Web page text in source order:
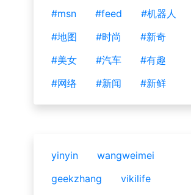
#msn
#feed
#机器人
#地图
#时尚
#新奇
#美女
#汽车
#有趣
#网络
#新闻 #新鲜
yinyin
wangweimei
geekzhang
vikilife